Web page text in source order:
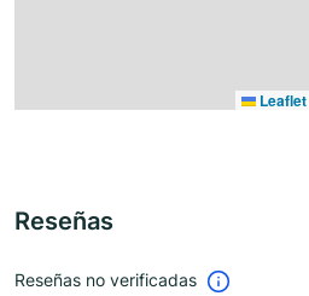
Leaflet
Reseñas
Reseñas no verificadas